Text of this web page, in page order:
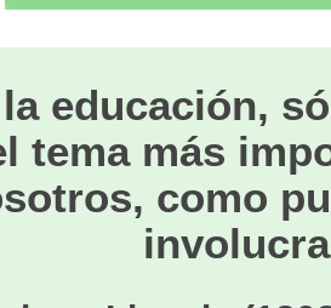
educación,
tema más
como